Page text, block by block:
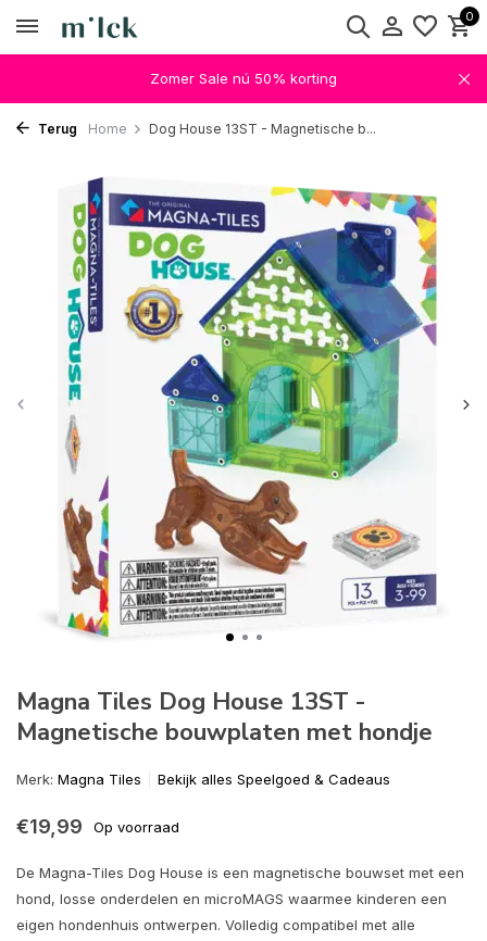
0
Zomer Sale nú 50% korting
Terug Home Dog House 13ST - Magnetische b...
Magna Tiles Dog House 13ST -
Magnetische bouwplaten met hondje
Merk: Magna Tiles Bekijk alles Speelgoed & Cadeaus
€19,99 Op voorraad
De Magna-Tiles Dog House is een magnetische bouwset met een
hond, losse onderdelen en microMAGS waarmee kinderen een
eigen hondenhuis ontwerpen. Volledig compatibel met alle